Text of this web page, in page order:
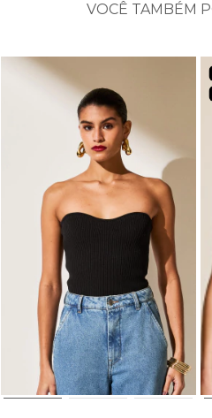
VOCÊ TAMBÉM